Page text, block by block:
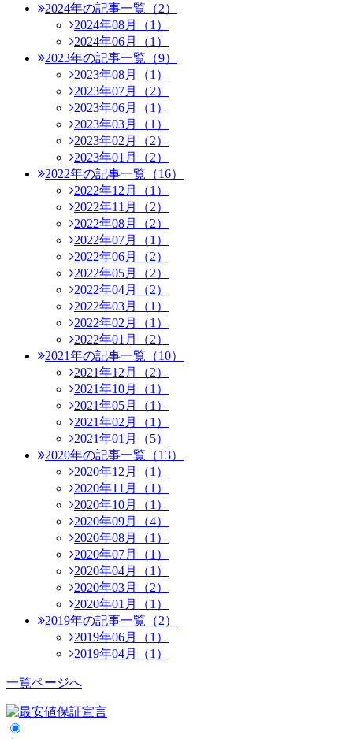
2024年の記事一覧（2）
2024年08月（1）
2024年06月（1）
2023年の記事一覧（9）
2023年08月（1）
2023年07月（2）
2023年06月（1）
2023年03月（1）
2023年02月（2）
2023年01月（2）
2022年の記事一覧（16）
2022年12月（1）
2022年11月（2）
2022年08月（2）
2022年07月（1）
2022年06月（2）
2022年05月（2）
2022年04月（2）
2022年03月（1）
2022年02月（1）
2022年01月（2）
2021年の記事一覧（10）
2021年12月（2）
2021年10月（1）
2021年05月（1）
2021年02月（1）
2021年01月（5）
2020年の記事一覧（13）
2020年12月（1）
2020年11月（1）
2020年10月（1）
2020年09月（4）
2020年08月（1）
2020年07月（1）
2020年04月（1）
2020年03月（2）
2020年01月（1）
2019年の記事一覧（2）
2019年06月（1）
2019年04月（1）
一覧ページへ